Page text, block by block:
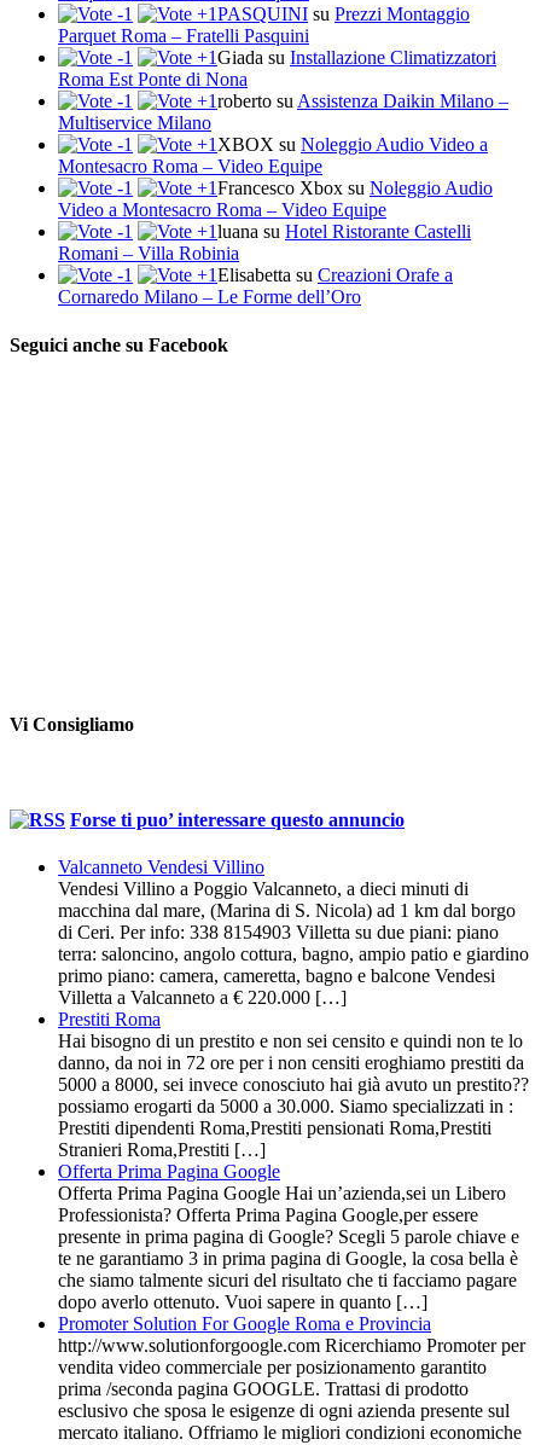
PASQUINI su Prezzi Montaggio
Parquet Roma – Fratelli Pasquini
Giada su Installazione Climatizzatori
Roma Est Ponte di Nona
roberto su Assistenza Daikin Milano –
Multiservice Milano
XBOX su Noleggio Audio Video a
Montesacro Roma – Video Equipe
Francesco Xbox su Noleggio Audio
Video a Montesacro Roma – Video Equipe
luana su Hotel Ristorante Castelli
Romani – Villa Robinia
Elisabetta su Creazioni Orafe a
Cornaredo Milano – Le Forme dell’Oro
Seguici anche su Facebook
Vi Consigliamo
Forse ti puo’ interessare questo annuncio
Valcanneto Vendesi Villino
Vendesi Villino a Poggio Valcanneto, a dieci minuti di
macchina dal mare, (Marina di S. Nicola) ad 1 km dal borgo
di Ceri. Per info: 338 8154903 Villetta su due piani: piano
terra: saloncino, angolo cottura, bagno, ampio patio e giardino
primo piano: camera, cameretta, bagno e balcone Vendesi
Villetta a Valcanneto a € 220.000 […]
Prestiti Roma
Hai bisogno di un prestito e non sei censito e quindi non te lo
danno, da noi in 72 ore per i non censiti eroghiamo prestiti da
5000 a 8000, sei invece conosciuto hai già avuto un prestito??
possiamo erogarti da 5000 a 30.000. Siamo specializzati in :
Prestiti dipendenti Roma,Prestiti pensionati Roma,Prestiti
Stranieri Roma,Prestiti […]
Offerta Prima Pagina Google
Offerta Prima Pagina Google Hai un’azienda,sei un Libero
Professionista? Offerta Prima Pagina Google,per essere
presente in prima pagina di Google? Scegli 5 parole chiave e
te ne garantiamo 3 in prima pagina di Google, la cosa bella è
che siamo talmente sicuri del risultato che ti facciamo pagare
dopo averlo ottenuto. Vuoi sapere in quanto […]
Promoter Solution For Google Roma e Provincia
http://www.solutionforgoogle.com Ricerchiamo Promoter per
vendita video commerciale per posizionamento garantito
prima /seconda pagina GOOGLE. Trattasi di prodotto
esclusivo che sposa le esigenze di ogni azienda presente sul
mercato italiano. Offriamo le migliori condizioni economiche